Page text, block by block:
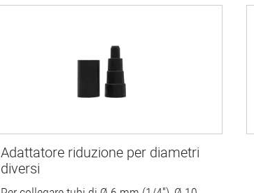
Adattatore riduzione per diametri
diversi